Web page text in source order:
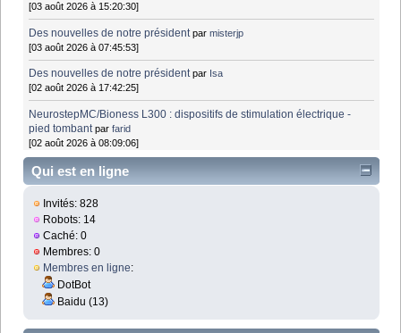
[03 août 2026 à 15:20:30]
Des nouvelles de notre président parmisterjp
[03 août 2026 à 07:45:53]
Des nouvelles de notre président par Isa
[02 août 2026 à 17:42:25]
NeurostepMC/Bioness L300 : dispositifs de stimulation électrique -
pied tombant parfarid
[02 août 2026 à 08:09:06]
Qui est en ligne
Invités: 828
Robots: 14
Caché: 0
Membres: 0
Membres en ligne:
DotBot
Baidu (13)